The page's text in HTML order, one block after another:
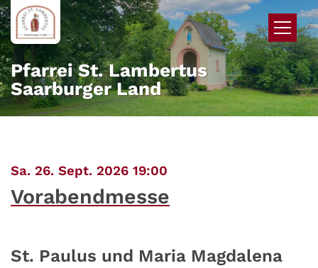
Zum Inhalt springen
Pfarrei St. Lambertus
Saarburger Land
Sa. 26. Sept. 2026 19:00
Vorabendmesse
St. Paulus und Maria Magdalena